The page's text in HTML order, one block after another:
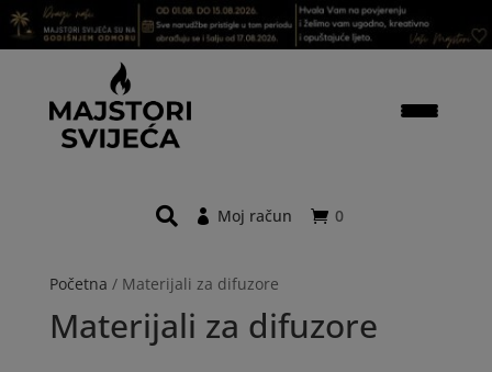
0
Moj račun
Početna / Materijali za difuzore
Materijali za difuzore